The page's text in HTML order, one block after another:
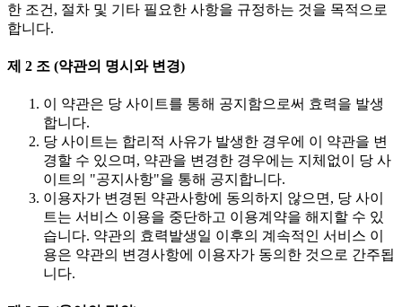
한 조건, 절차 및 기타 필요한 사항을 규정하는 것을 목적으로
합니다.
제 2 조 (약관의 명시와 변경)
이 약관은 당 사이트를 통해 공지함으로써 효력을 발생
합니다.
당 사이트는 합리적 사유가 발생한 경우에 이 약관을 변
경할 수 있으며, 약관을 변경한 경우에는 지체없이 당 사
이트의 "공지사항"을 통해 공지합니다.
이용자가 변경된 약관사항에 동의하지 않으면, 당 사이
트는 서비스 이용을 중단하고 이용계약을 해지할 수 있
습니다. 약관의 효력발생일 이후의 계속적인 서비스 이
용은 약관의 변경사항에 이용자가 동의한 것으로 간주됩
니다.